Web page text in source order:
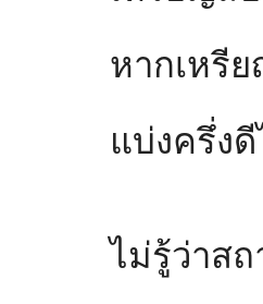
หากเหรี
แบ่งครึ่ง
ไม่รู้ว่าส